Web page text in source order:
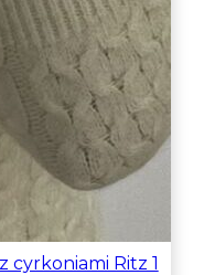
cyrkoniami Ritz 1